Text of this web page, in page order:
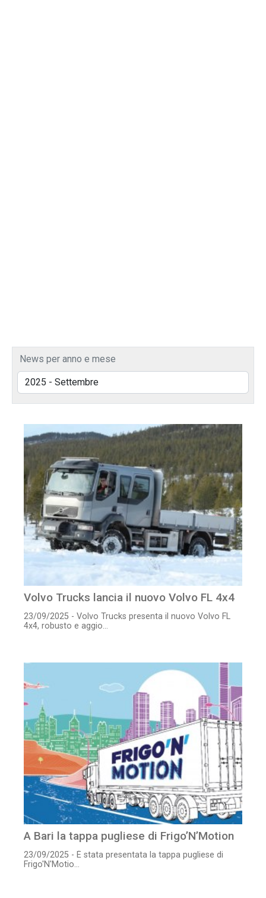
News per anno e mese
Volvo Trucks lancia il nuovo Volvo FL 4x4
23/09/2025 - Volvo Trucks presenta il nuovo Volvo FL
4x4, robusto e aggio...
A Bari la tappa pugliese di Frigo’N’Motion
23/09/2025 - È stata presentata la tappa pugliese di
Frigo'N'Motio...